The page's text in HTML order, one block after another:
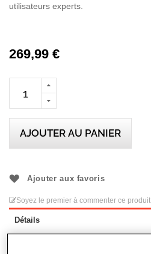
utilisateurs experts.
269,99 €
AJOUTER AU PANIER
Ajouter aux favoris
Soyez le premier à commenter ce produit
Détails